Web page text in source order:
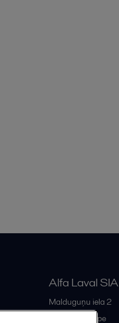
Alfa Laval SIA
Malduguņu iela 2
Mārupe